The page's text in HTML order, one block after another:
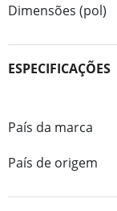
Dimensões (pol)
ESPECIFICAÇÕES
País da marca
País de origem